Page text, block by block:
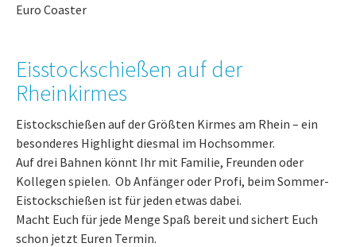
Euro Coaster
Eisstockschießen auf der
Rheinkirmes
Eistockschießen auf der Größten Kirmes am Rhein – ein
besonderes Highlight diesmal im Hochsommer.
Auf drei Bahnen könnt Ihr mit Familie, Freunden oder
Kollegen spielen. Ob Anfänger oder Profi, beim Sommer-
Eistockschießen ist für jeden etwas dabei.
Macht Euch für jede Menge Spaß bereit und sichert Euch
schon jetzt Euren Termin.